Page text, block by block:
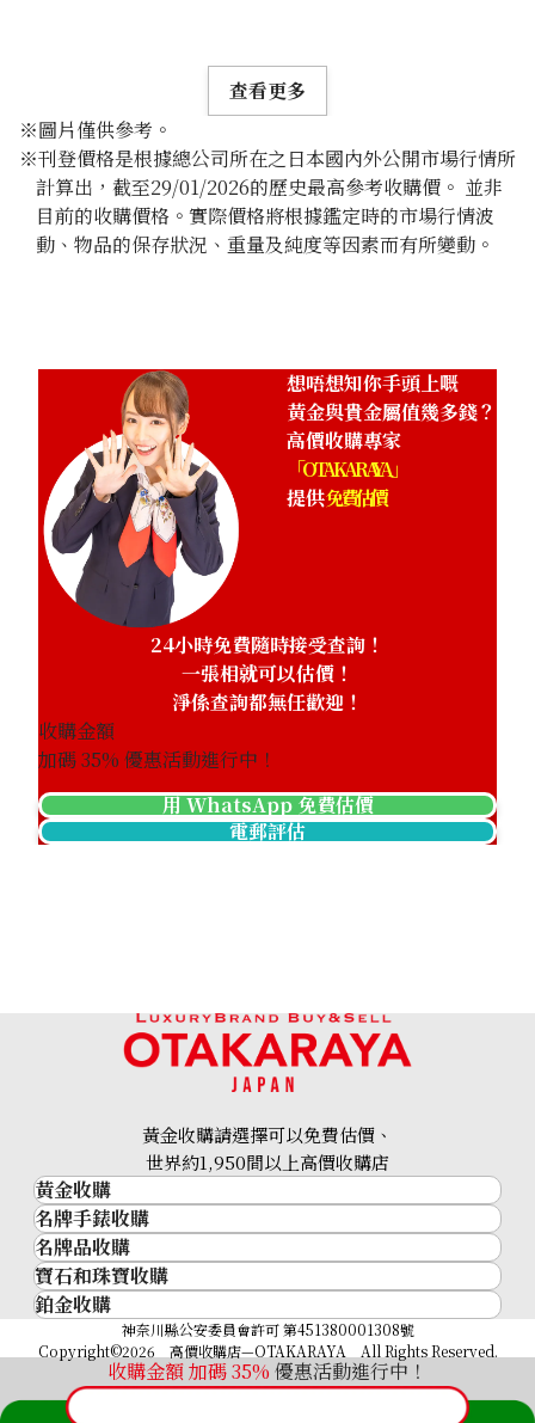
24K gold (K24) sake set
HKD 42,053.1
查看更多
※圖片僅供參考。
※刊登價格是根據總公司所在之日本國內外公開市場行情所
計算出，截至29/01/2026的歷史最高參考收購價。 並非
目前的收購價格。實際價格將根據鑑定時的市場行情波
動、物品的保存狀況、重量及純度等因素而有所變動。
想唔想知你手頭上嘅
黃金與貴金屬值幾多錢？
高價收購專家
「OTAKARAYA」
提供免費估價
24小時免費隨時接受查詢！
一張相就可以估價！
淨係查詢都無任歡迎！
收購金額
加碼35% 優惠活動進行中！
用 WhatsApp 免費估價
電郵評估
收購金額 加碼35% 優惠活動進行中！
黃金收購請選擇可以免費估價、
世界約1,950間以上高價收購店
黃金收購
黃金･金條
金條
金幣及銀幣
過去十年黃金價格
金飾
金頸鍊
名牌手錶收購
名牌手錶收購
勞力士 (Rolex)
Patek Philippe
Audemars Piguet
Vacheron Constantin
A. Lange & Söhne
名牌品收購
名牌品收購
HERMES
LOUIS VUITTON
CHANEL
卡地亞（Cartier）
寶石和珠寶收購
寶石和珠寶
祖母綠
藍寶石
鉑金收購
神奈川縣公安委員會許可 第451380001308號
Copyright©2026 高價收購店—OTAKARAYA All Rights Reserved.